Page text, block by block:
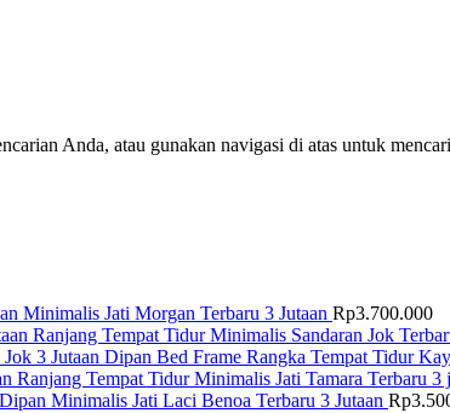
Anda, atau gunakan navigasi di atas untuk
Minimalis Jati Morgan Terbaru 3 Jutaan Rp3.700.000
Ranjang Tempat Tidur Minimalis Sandaran Jok
Dipan Bed Frame Rangka Tempat Tidur
Ranjang Tempat Tidur Minimalis Jati Tamara Terbaru 3
Minimalis Jati Laci Benoa Terbaru 3 Jutaan Rp